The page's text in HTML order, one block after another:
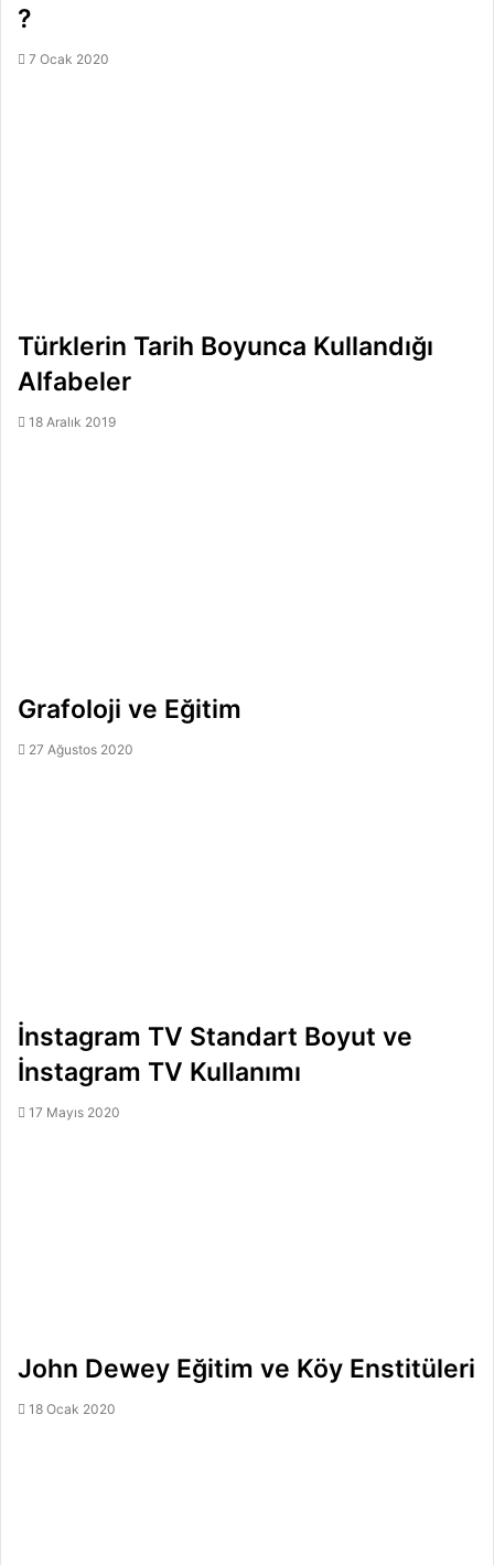
?
7 Ocak 2020
Türklerin Tarih Boyunca Kullandığı
Alfabeler
18 Aralık 2019
Grafoloji ve Eğitim
27 Ağustos 2020
İnstagram TV Standart Boyut ve
İnstagram TV Kullanımı
17 Mayıs 2020
John Dewey Eğitim ve Köy Enstitüleri
18 Ocak 2020